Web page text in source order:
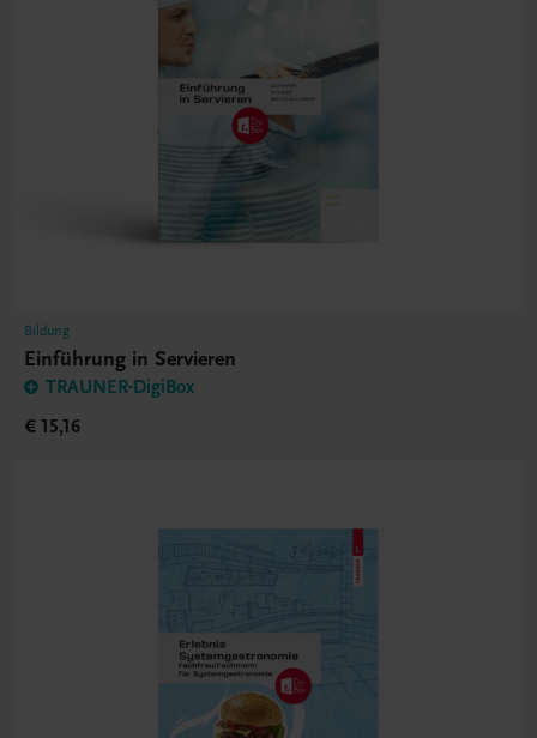
Bildung
Einführung in Servieren
TRAUNER-DigiBox
€ 15,16